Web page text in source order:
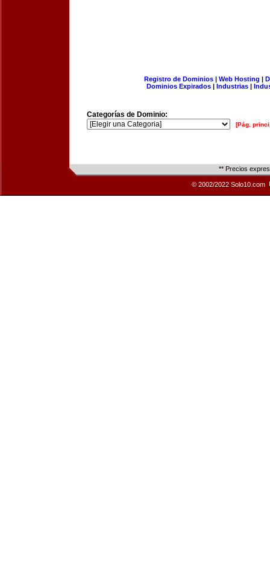
Registro de Dominios| Web Hosting |
Dominios Expirados | Industrias |
Categorías de Dominio:
[Pág.
** Precios
© 2002/2022 Solo10.com